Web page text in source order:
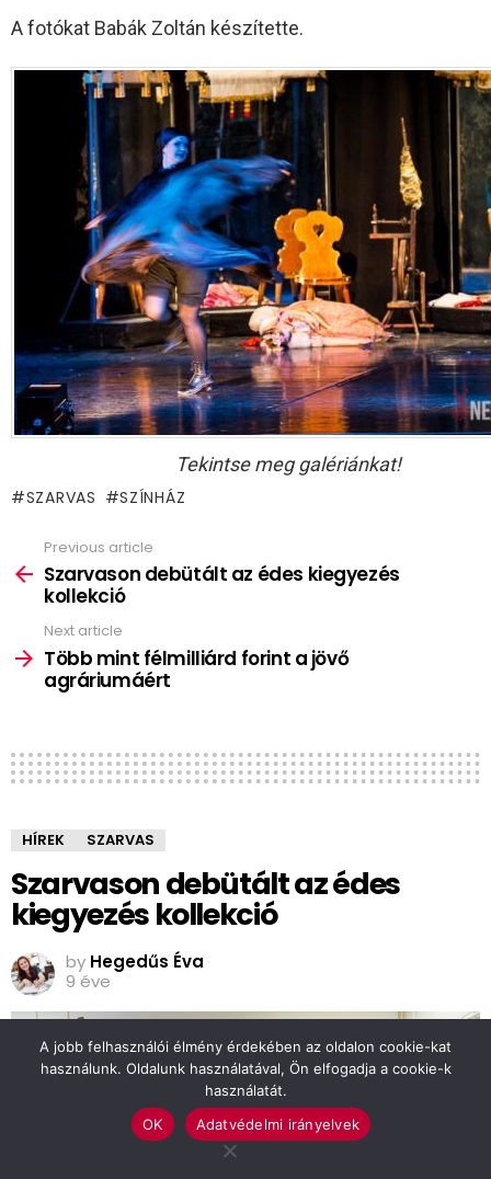
A fotókat Babák Zoltán készítette.
Tekintse meg galériánkat!
SZARVAS SZÍNHÁZ
more
Previous article
Szarvason debütált az édes kiegyezés
kollekció
Next article
Több mint félmilliárd forint a jövő
agráriumáért
HÍREK SZARVAS
Szarvason debütált az édes
kiegyezés kollekció
by Hegedűs Éva
9 éve
A jobb felhasználói élmény érdekében az oldalon cookie-kat
használunk. Oldalunk használatával, Ön elfogadja a cookie-k
használatát.
OK
Adatvédelmi irányelvek